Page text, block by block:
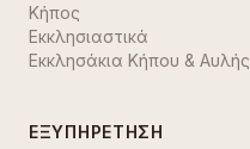
Κήπος
Εκκλησιαστικά
Εκκλησάκια Κήπου & Αυλής
ΕΞΥΠΗΡΈΤΗΣΗ